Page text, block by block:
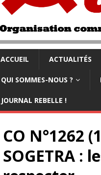
ACCUEIL ACTUALITÉS
QUI SOMMES-NOUS ?
JOURNAL REBELLE !
CO N°1262
SOGETRA :